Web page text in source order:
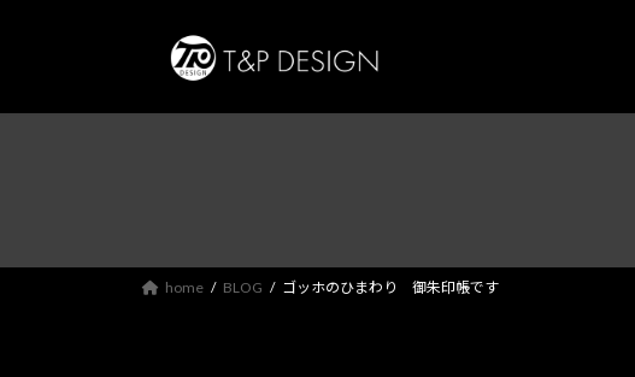
プ
動
home BLOG ゴッホのひまわり 御朱印帳です